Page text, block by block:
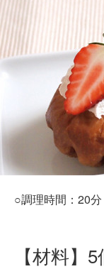
○調理時間：20
【材料】